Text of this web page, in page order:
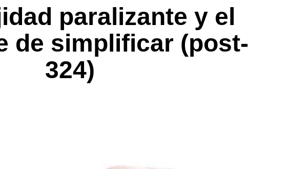
paralizante y el
de simplificar (post-
324)